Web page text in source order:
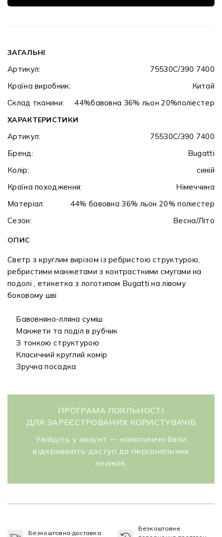
ЗАГАЛЬНІ
Артикул:
75530C/390 7400
Країна виробник:
Китай
Склад тканини:
44%бавовна 36% льон 20%поліестер
ХАРАКТЕРИСТИКИ
Артикул:
75530C/390 7400
Бренд:
Bugatti
Колір:
синій
Країна походження:
Німеччина
Матеріал:
44% бавовна 36% льон 20% поліестер
Сезон:
Весна/Літо
ОПИС
Светр з круглим вирізом із ребристою структурою,
ребристими манжетами з контрастними смугами на
подолі , етикетка з логотипом Bugatti на лівому
боковому шві
Бавовняно-лляна суміш
Манжети та поділ в рубчик
З тонкою структурою
Класичний круглий комір
Зручна посадка
ПРОГРАМА ЛОЯЛЬНОСТІ
ДЛЯ ЗАРЕЄСТРОВАНИХ КОРИСТУВАЧІВ
Увійдіть у акаунт — накопичені бали
відкривають доступ до персональних
знижок.
Безкоштовна доставка
Безкоштовне